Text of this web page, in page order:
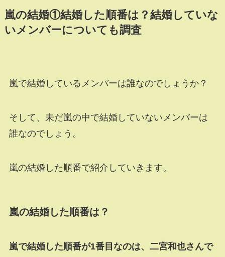
嵐の結婚①結婚した順番は？結婚していな
いメンバーについても調査
嵐で結婚しているメンバーは誰なのでしょうか？
そして、未だ嵐の中で結婚していないメンバーは
誰なのでしょう。
嵐の結婚した順番で紹介していきます。
嵐の結婚した順番は？
嵐で結婚した順番が1番目なのは、二宮和也さんで